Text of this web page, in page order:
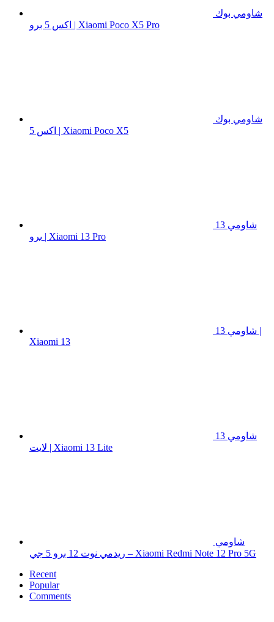
شاومي بوك
اكس 5 برو | Xiaomi Poco X5 Pro
شاومي بوك
اكس 5 | Xiaomi Poco X5
شاومي 13
برو | Xiaomi 13 Pro
شاومي 13 |
Xiaomi 13
شاومي 13
لايت | Xiaomi 13 Lite
شاومي
ريدمي نوت 12 برو 5 جي – Xiaomi Redmi Note 12 Pro 5G
Recent
Popular
Comments